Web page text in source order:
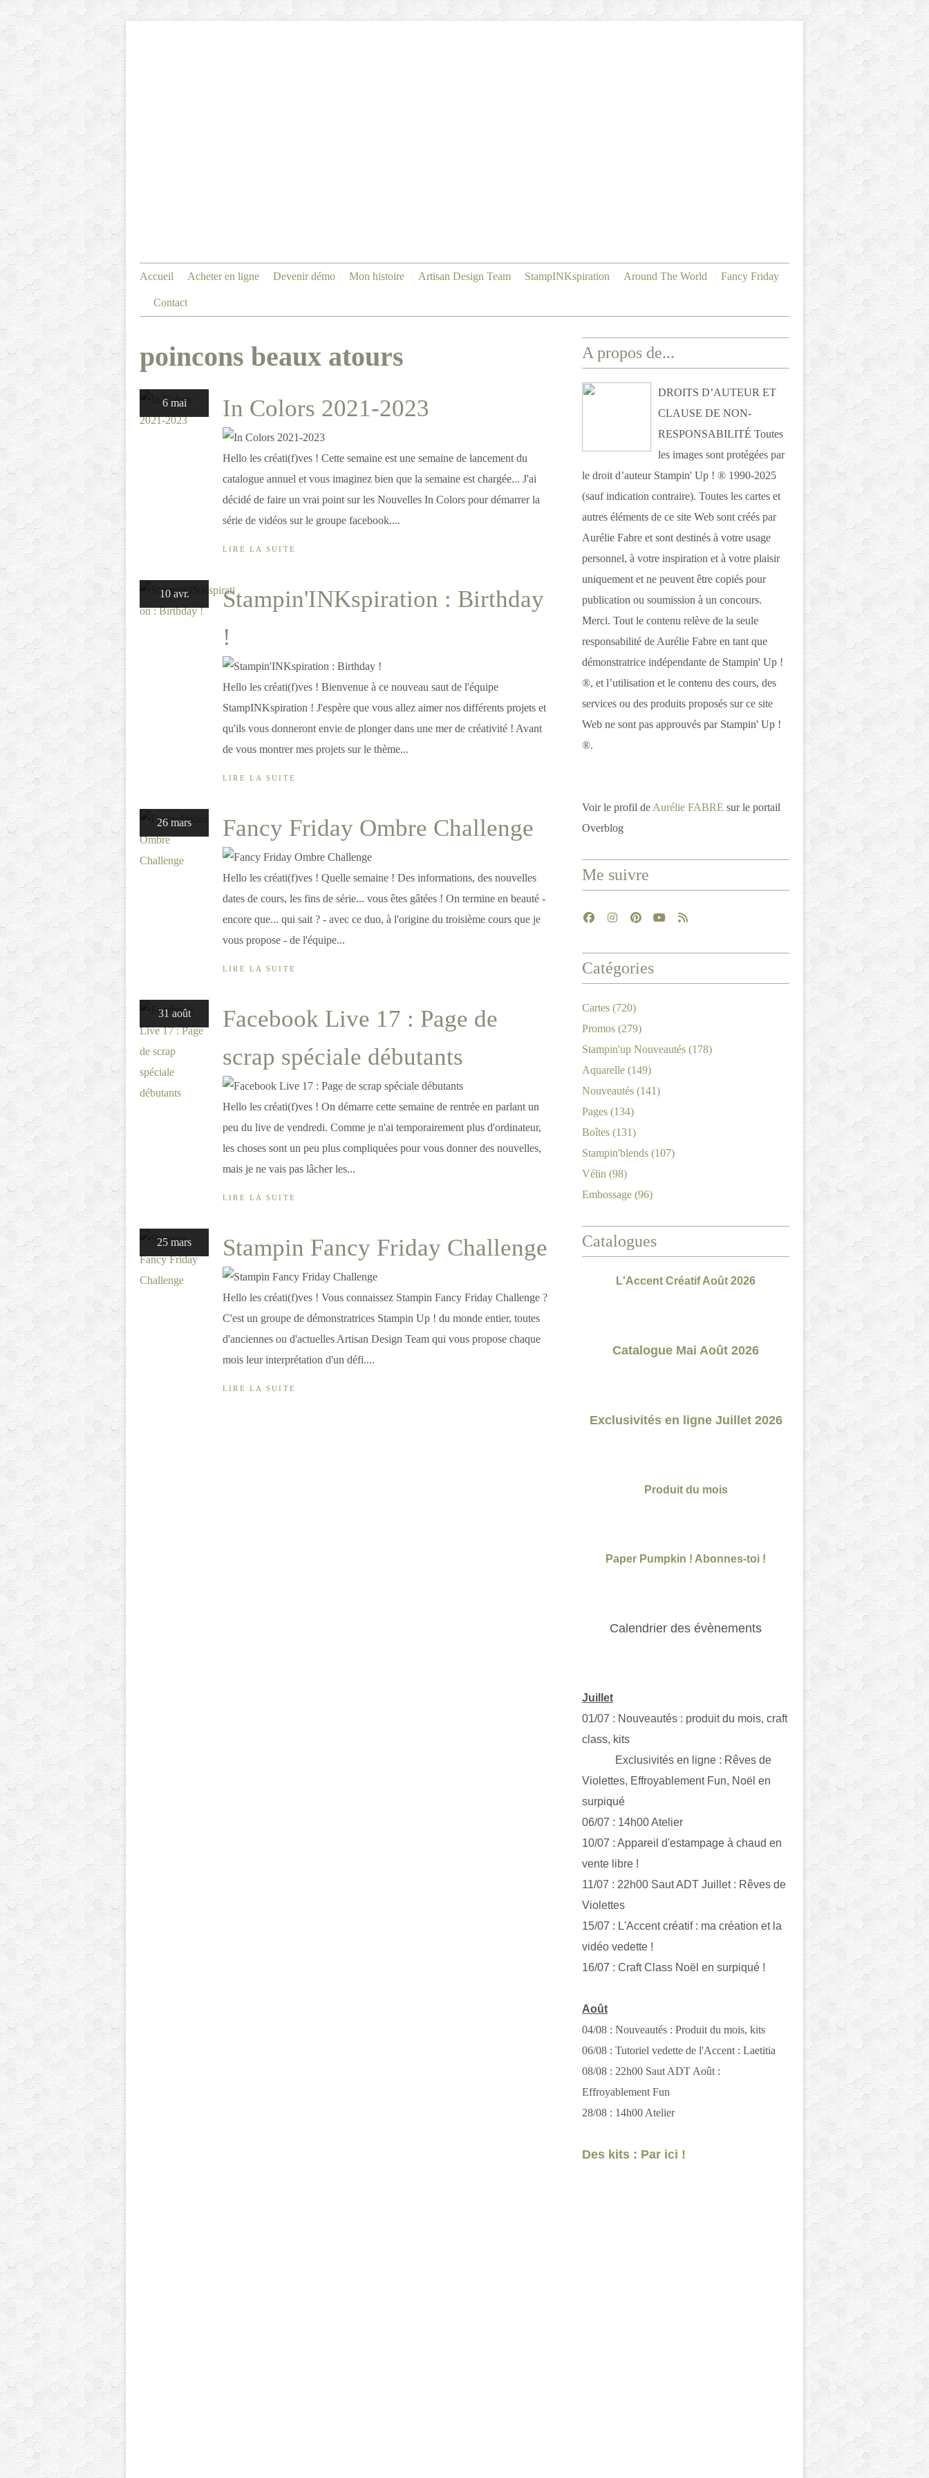
Accueil Acheter en ligne Devenir démo Mon histoire Artisan Design Team StampINKspiration Around The World Fancy Friday
Contact
poincons beaux atours
6 mai In Colors 2021-2023
Hello les créati(f)ves ! Cette semaine est une semaine de lancement du
catalogue annuel et vous imaginez bien que la semaine est chargée... J'ai
décidé de faire un vrai point sur les Nouvelles In Colors pour démarrer la
série de vidéos sur le groupe facebook....
LIRE LA SUITE
10 avr.
Stampin'INKspiration : Birthday
!
Hello les créati(f)ves ! Bienvenue à ce nouveau saut de l'équipe
StampINKspiration ! J'espère que vous allez aimer nos différents projets et
qu'ils vous donneront envie de plonger dans une mer de créativité ! Avant
de vous montrer mes projets sur le thème...
LIRE LA SUITE
26 mars Fancy Friday Ombre Challenge
Hello les créati(f)ves ! Quelle semaine ! Des informations, des nouvelles
dates de cours, les fins de série... vous êtes gâtées ! On termine en beauté -
encore que... qui sait ? - avec ce duo, à l'origine du troisième cours que je
vous propose - de l'équipe...
LIRE LA SUITE
31 août
Facebook Live 17 : Page de
scrap spéciale débutants
Hello les créati(f)ves ! On démarre cette semaine de rentrée en parlant un
peu du live de vendredi. Comme je n'ai temporairement plus d'ordinateur,
les choses sont un peu plus compliquées pour vous donner des nouvelles,
mais je ne vais pas lâcher les...
LIRE LA SUITE
25 mars Stampin Fancy Friday Challenge
Hello les créati(f)ves ! Vous connaissez Stampin Fancy Friday Challenge ?
C'est un groupe de démonstratrices Stampin Up ! du monde entier, toutes
d'anciennes ou d'actuelles Artisan Design Team qui vous propose chaque
mois leur interprétation d'un défi....
LIRE LA SUITE
A propos de...
DROITS D’AUTEUR ET
CLAUSE DE NON-
RESPONSABILITÉ Toutes
les images sont protégées par
le droit d’auteur Stampin' Up ! ® 1990-2025
(sauf indication contraire). Toutes les cartes et
autres éléments de ce site Web sont créés par
Aurélie Fabre et sont destinés à votre usage
personnel, à votre inspiration et à votre plaisir
uniquement et ne peuvent être copiés pour
publication ou soumission à un concours.
Merci. Tout le contenu relève de la seule
responsabilité de Aurélie Fabre en tant que
démonstratrice indépendante de Stampin' Up !
®, et l’utilisation et le contenu des cours, des
services ou des produits proposés sur ce site
Web ne sont pas approuvés par Stampin' Up !
®.
Voir le profil de Aurélie FABRE sur le portail
Overblog
Me suivre
Catégories
Cartes (720)
Promos (279)
Stampin'up Nouveautés (178)
Aquarelle (149)
Nouveautés (141)
Pages (134)
Boîtes (131)
Stampin'blends (107)
Vélin (98)
Embossage (96)
Catalogues
L'Accent Créatif Août 2026
Catalogue Mai Août 2026
Exclusivités en ligne Juillet 2026
Produit du mois
Paper Pumpkin ! Abonnes-toi !
Calendrier des évènements
Juillet
01/07 : Nouveautés : produit du mois, craft
class, kits
Exclusivités en ligne : Rêves de
Violettes, Effroyablement Fun, Noël en
surpiqué
06/07 : 14h00 Atelier
10/07 : Appareil d'estampage à chaud en
vente libre !
11/07 : 22h00 Saut ADT Juillet : Rêves de
Violettes
15/07 : L'Accent créatif : ma création et la
vidéo vedette !
16/07 : Craft Class Noël en surpiqué !
Août
04/08 : Nouveautés : Produit du mois, kits
06/08 : Tutoriel vedette de l'Accent : Laetitia
08/08 : 22h00 Saut ADT Août :
Effroyablement Fun
28/08 : 14h00 Atelier
Des kits : Par ici !